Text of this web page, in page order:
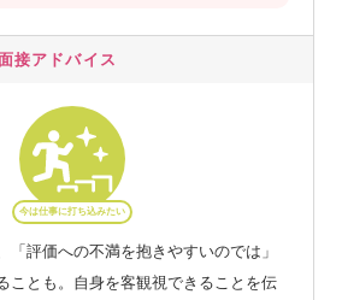
接アドバイス
今は仕事に打ち込みたい
「評価への不満を抱きやすいのでは」
ことも。自身を客観視できることを伝